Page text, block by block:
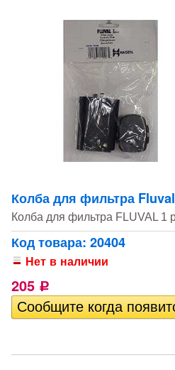
Колба для фильтра
Колба для фильтра FLUVAL 1
Код товара: 20404
Нет в наличии
205 Р